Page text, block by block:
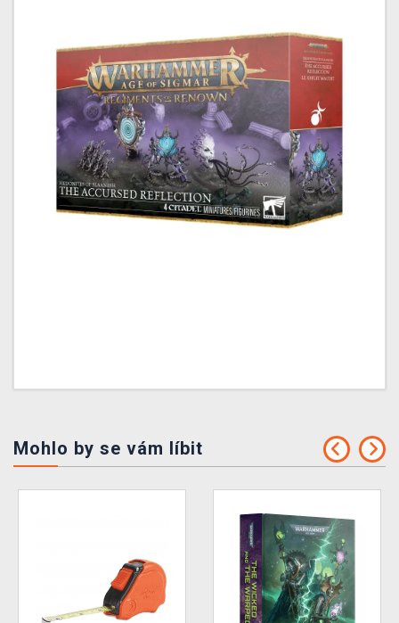
Mohlo by se vám líbit